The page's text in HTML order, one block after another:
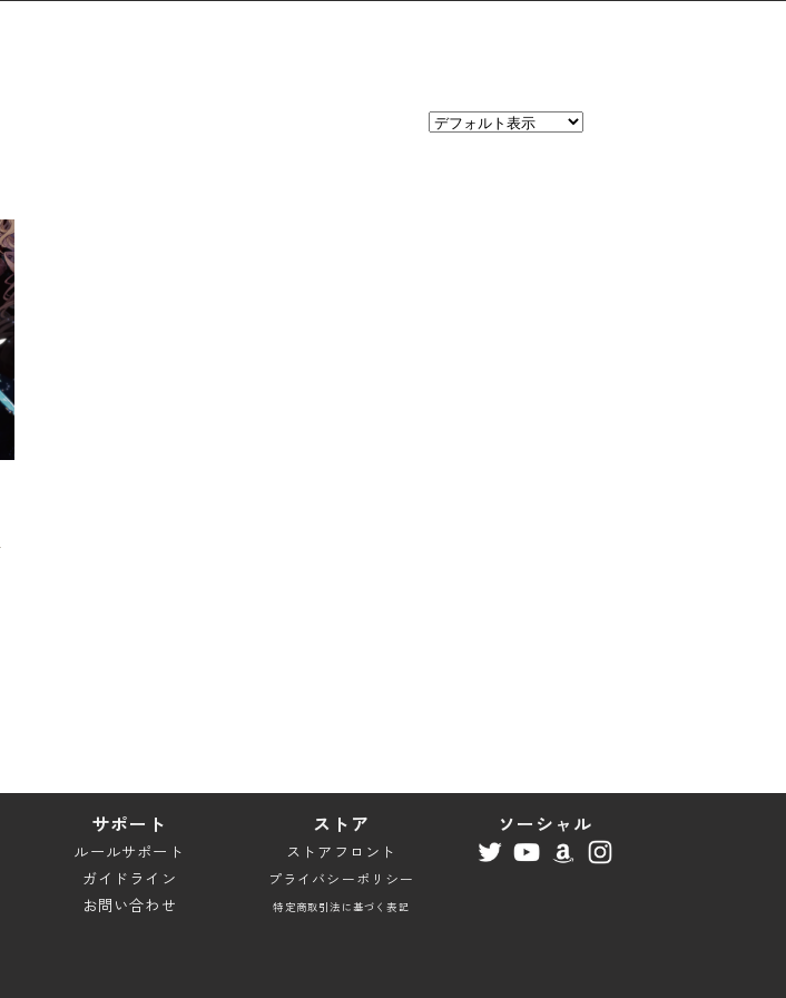
サポート
ルールサポート
ガイドライン
お問い合わせ
ストア
ストアフロント
プライバシーポリシー
特定商取引法に基づく表記
ソーシャル